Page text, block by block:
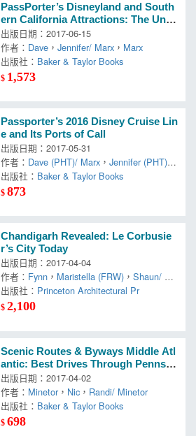
PassPorter’s Disneyland and South
ern California Attractions: The Uniq
ue Travel Guide, Planner, Organizer,
Journal, and Keepsake!
出版日期：2017-06-15
作者： Dave ，Jennifer/ Marx ， Marx
出版社： Baker & Taylor Books
$ 1,573
Passporter’s 2016 Disney Cruise Lin
e and Its Ports of Call
出版日期：2017-05-31
作者： Dave (PHT)/ Marx ，Jennifer (PHT)，
Marx
出版社： Baker & Taylor Books
$873
Chandigarh Revealed: Le Corbusie
r’s City Today
出版日期：2017-04-04
作者： Fynn ， Maristella (FRW) ，Shaun/ Ca
sciato
出版社： Princeton Architectural Pr
$2,100
Scenic Routes & Byways Middle Atl
antic: Best Drives Through Pennsyl
vania, Delaware and Maryland
出版日期：2017-04-02
作者： Minetor ， Nic ， Randi/ Minetor
出版社： Baker & Taylor Books
$698